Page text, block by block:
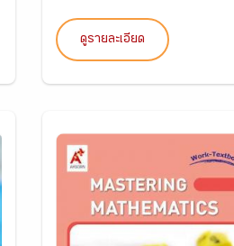
ดูรายละเอียด